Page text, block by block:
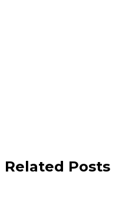
Related Posts